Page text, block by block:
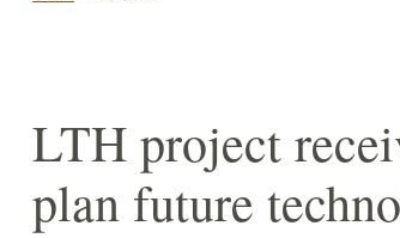
LTH project
plan future